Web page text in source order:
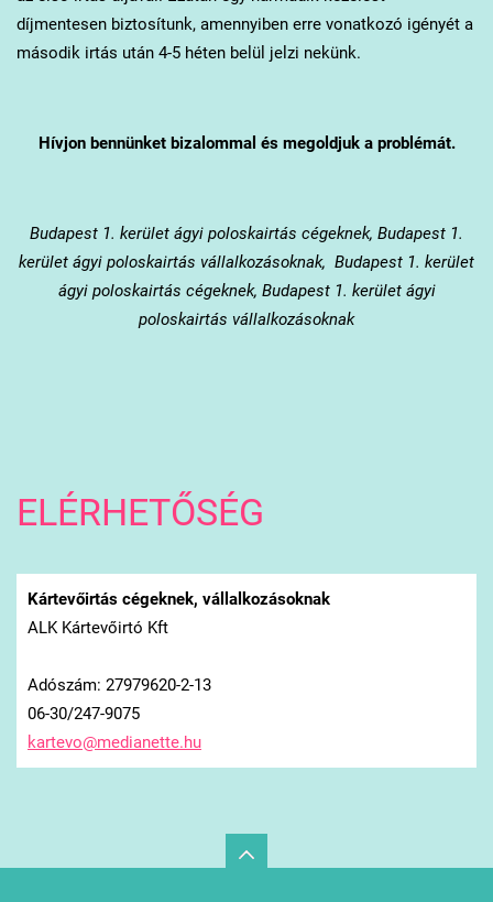
díjmentesen biztosítunk, amennyiben erre vonatkozó igényét a
második irtás után 4-5 héten belül jelzi nekünk.
Hívjon bennünket bizalommal és megoldjuk a problémát.
Budapest 1. kerület ágyi poloskairtás cégeknek, Budapest 1.
kerület ágyi poloskairtás vállalkozásoknak, Budapest 1. kerület
ágyi poloskairtás cégeknek, Budapest 1. kerület ágyi
poloskairtás vállalkozásoknak
ELÉRHETŐSÉG
Kártevőirtás cégeknek, vállalkozásoknak
ALK Kártevőirtó Kft
Adószám: 27979620-2-13
06-30/247-9075
kartevo@medianette.hu